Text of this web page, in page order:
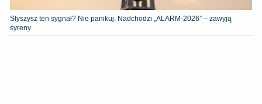
Słyszysz ten sygnał? Nie panikuj. Nadchodzi „ALARM-2026” – zawyją
syreny